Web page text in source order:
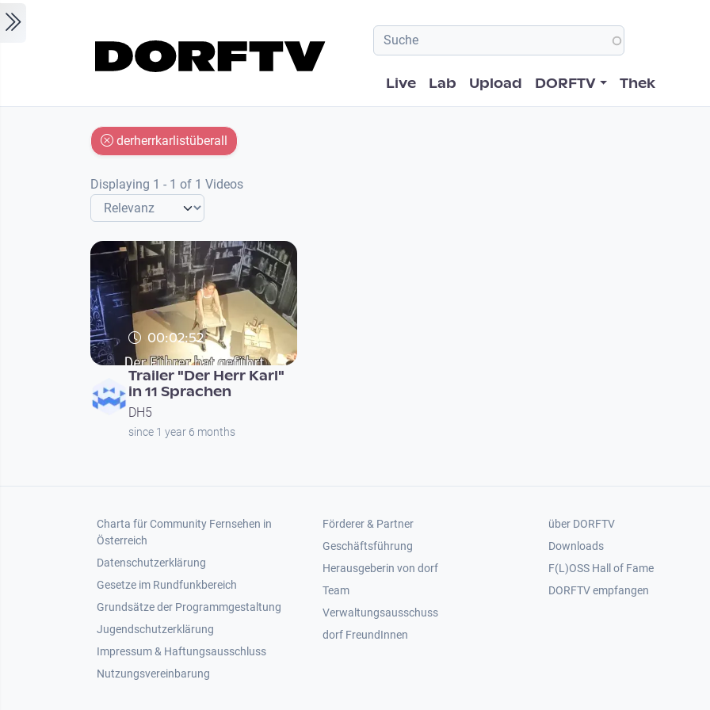
Hauptnavigation
Live Lab Upload DORFTV Thek
derherrkarlistüberall
Displaying 1 - 1 of 1 Videos
00:02:52
Trailer "Der Herr Karl"
in 11 Sprachen
DH5
since 1 year 6 months
Footer 1
Charta für Community Fernsehen in
Österreich
Datenschutzerklärung
Gesetze im Rundfunkbereich
Grundsätze der Programmgestaltung
Jugendschutzerklärung
Impressum & Haftungsausschluss
Nutzungsvereinbarung
Footer 2
Förderer & Partner
Geschäftsführung
Herausgeberin von dorf
Team
Verwaltungsausschuss
dorf FreundInnen
Footer 3
über DORFTV
Downloads
F(L)OSS Hall of Fame
Footer 4
DORFTV empfangen